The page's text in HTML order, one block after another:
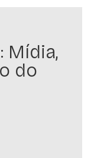
Mídia,
do